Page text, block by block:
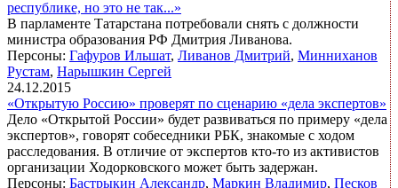
республике, но это не так...»
В парламенте Татарстана потребовали снять с должности
министра образования РФ Дмитрия Ливанова.
Персоны: Гафуров Ильшат, Ливанов Дмитрий, Минниханов
Рустам, Нарышкин Сергей
24.12.2015
«Открытую Россию» проверят по сценарию «дела экспертов»
Дело «Открытой России» будет развиваться по примеру «дела
экспертов», говорят собеседники РБК, знакомые с ходом
расследования. В отличие от экспертов кто-то из активистов
организации Ходорковского может быть задержан.
Персоны: Бастрыкин Александр, Маркин Владимир, Песков